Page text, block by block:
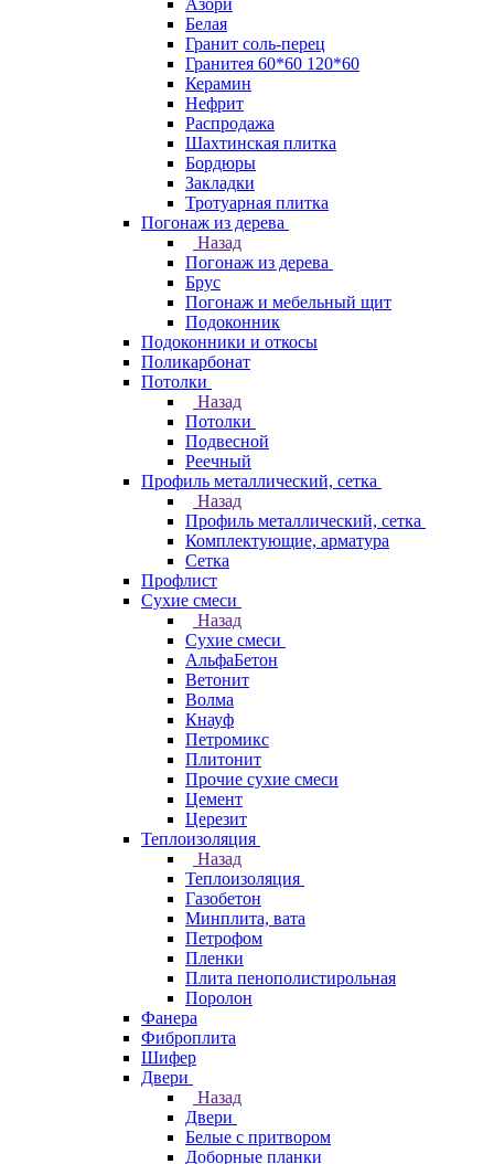
Азори
Белая
Гранит соль-перец
Гранитея 60*60 120*60
Керамин
Нефрит
Распродажа
Шахтинская плитка
Бордюры
Закладки
Тротуарная плитка
Погонаж из дерева
Назад
Погонаж из дерева
Брус
Погонаж и мебельный щит
Подоконник
Подоконники и откосы
Поликарбонат
Потолки
Назад
Потолки
Подвесной
Реечный
Профиль металлический, сетка
Назад
Профиль металлический, сетка
Комплектующие, арматура
Сетка
Профлист
Сухие смеси
Назад
Сухие смеси
АльфаБетон
Ветонит
Волма
Кнауф
Петромикс
Плитонит
Прочие сухие смеси
Цемент
Церезит
Теплоизоляция
Назад
Теплоизоляция
Газобетон
Минплита, вата
Петрофом
Пленки
Плита пенополистирольная
Поролон
Фанера
Фиброплита
Шифер
Двери
Назад
Двери
Белые с притвором
Доборные планки